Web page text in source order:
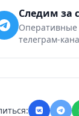
Следим за
Оперативные
телеграм-